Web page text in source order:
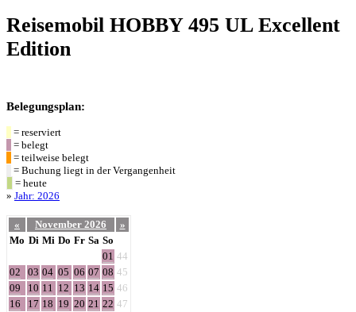
Reisemobil HOBBY 495 UL Excellent
Edition
Belegungsplan:
= reserviert
= belegt
= teilweise belegt
= Buchung liegt in der Vergangenheit
= heute
» Jahr: 2026
« November 2026
»
Mo Di Mi Do Fr Sa So
01 44
02
03 04 05 06 07 08 45
09
10 11 12 13 14 15 46
16
17 18 19 20 21 22 47